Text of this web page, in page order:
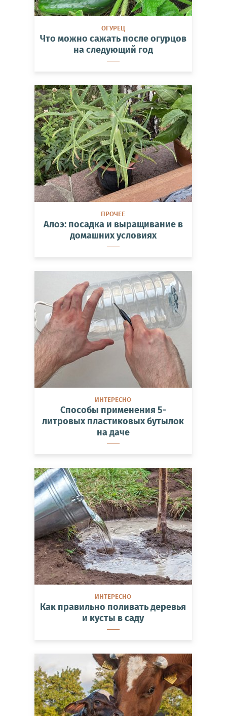
ОГУРЕЦ
Что можно сажать после огурцов
на следующий год
ПРОЧЕЕ
Алоэ: посадка и выращивание в
домашних условиях
ИНТЕРЕСНО
Способы применения 5-
литровых пластиковых бутылок
на даче
ИНТЕРЕСНО
Как правильно поливать деревья
и кусты в саду